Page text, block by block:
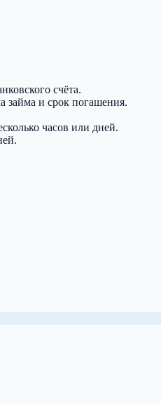
счёта.
займа и срок погашения.
часов или дней.